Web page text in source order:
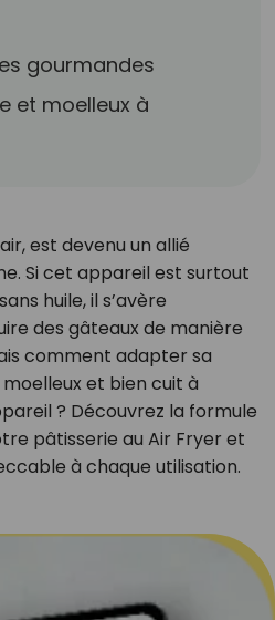
gourmandes
et moelleux à
est devenu un allié
Si cet appareil est surtout
huile, il s’avère
des gâteaux de manière
comment adapter sa
et bien cuit à
? Découvrez la formule
pâtisserie au Air Fryer et
à chaque utilisation.